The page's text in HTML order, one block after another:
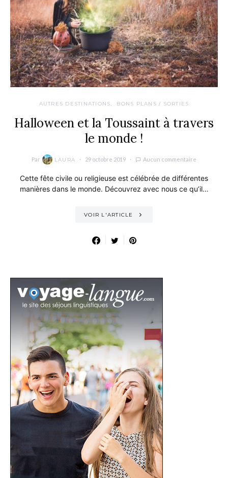
AUTRES DESTINATIONS BONS PLANS / SORTIES
Halloween et la Toussaint à travers
le monde !
Par LAURA 29 octobre 2019 Aucun commentaire
Cette fête civile ou religieuse est célébrée de différentes
manières dans le monde. Découvrez avec nous ce qu’il…
VOIR L'ARTICLE